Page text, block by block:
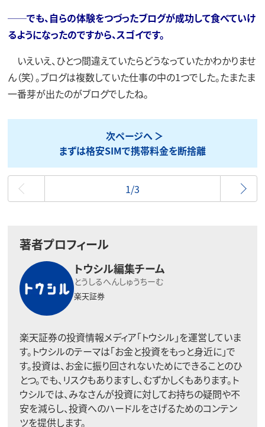
──でも、自らの体験をつづったブログが成功して食べていけ
るようになったのですから、スゴイです。
いえいえ、ひとつ間違えていたらどうなっていたかわかりませ
ん（笑）。ブログは複数していた仕事の中の1つでした。たまたま
一番芽が出たのがブログでしたね。
次ページへ
まずは格安SIMで携帯料金を断捨離
最初
1/3
著者プロフィール
トウシル編集チーム
とうしるへんしゅうちーむ
楽天証券
楽天証券の投資情報メディア「トウシル」を運営していま
す。トウシルのテーマは「お金と投資をもっと身近に」で
す。投資は、お金に振り回されないためにできることのひ
とつ。でも、リスクもありますし、むずかしくもあります。ト
ウシルでは、みなさんが投資に対してお持ちの疑問や不
安を減らし、投資へのハードルをさげるためのコンテン
ツを提供します。